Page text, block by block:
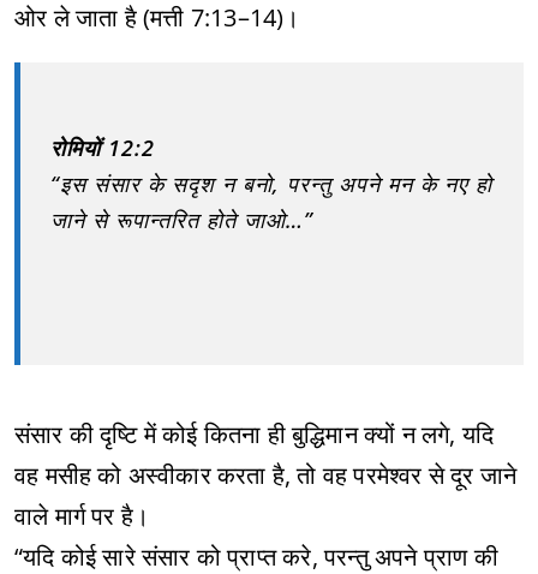
ओर ले जाता है (मत्ती 7:13–14)।
रोमियों 12:2
“इस संसार के सदृश न बनो, परन्तु अपने मन के नए हो
जाने से रूपान्तरित होते जाओ…”
संसार की दृष्टि में कोई कितना ही बुद्धिमान क्यों न लगे, यदि
वह मसीह को अस्वीकार करता है, तो वह परमेश्वर से दूर जाने
वाले मार्ग पर है।
“यदि कोई सारे संसार को प्राप्त करे, परन्तु अपने प्राण की